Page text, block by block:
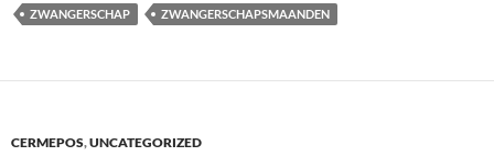
ZWANGERSCHAP
ZWANGERSCHAPSMAANDEN
CERMEPOS,UNCATEGORIZED